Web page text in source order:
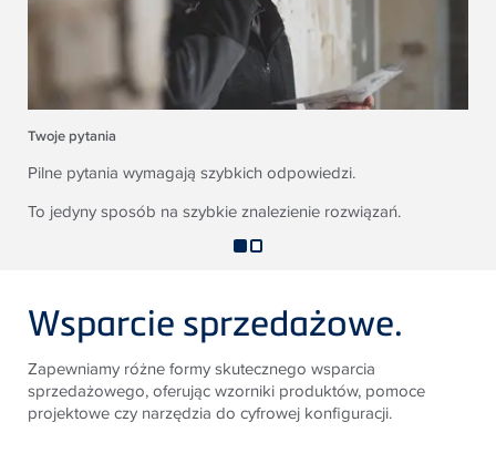
Twoje pytania
Pilne pytania wymagają szybkich odpowiedzi.
To jedyny sposób na szybkie znalezienie rozwiązań.
Wsparcie sprzedażowe.
Zapewniamy różne formy skutecznego wsparcia
sprzedażowego, oferując wzorniki produktów, pomoce
projektowe czy narzędzia do cyfrowej konfiguracji.